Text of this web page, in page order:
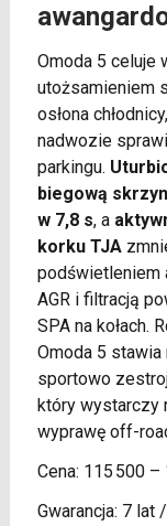
Omoda 5 celuje
utożsamieniem
osłona
nadwozie
parkingu.
biegową
w 7,8 s, a
korku TJA
podświetleniem
AGR i filtracją
SPA na kołach.
Omoda 5
sportowo
który wystarczy
wyprawę off-
Cena: 115 500 –
Gwarancja: 7